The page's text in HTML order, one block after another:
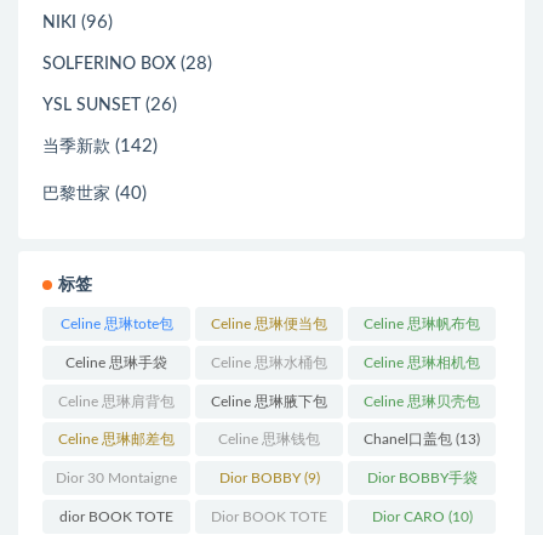
NIKI (96)
SOLFERINO BOX (28)
YSL SUNSET (26)
当季新款 (142)
巴黎世家 (40)
标签
Celine 思琳tote包
(23)
Celine 思琳便当包
(14)
Celine 思琳帆布包
(18)
Celine 思琳手袋
(250)
Celine 思琳水桶包
(55)
Celine 思琳相机包
(11)
Celine 思琳肩背包
(12)
Celine 思琳腋下包
(10)
Celine 思琳贝壳包
(12)
Celine 思琳邮差包
(13)
Celine 思琳钱包
(10)
Chanel口盖包 (13)
Dior 30 Montaigne
蒙田(31)
Dior BOBBY(9) Dior BOBBY手袋
(26)
dior BOOK TOTE Dior BOOK TOTE Dior CARO (10)